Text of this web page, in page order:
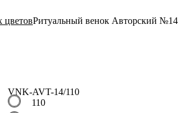
цветовРитуальный венок Авторский №14
VNK-AVT-14/110
110